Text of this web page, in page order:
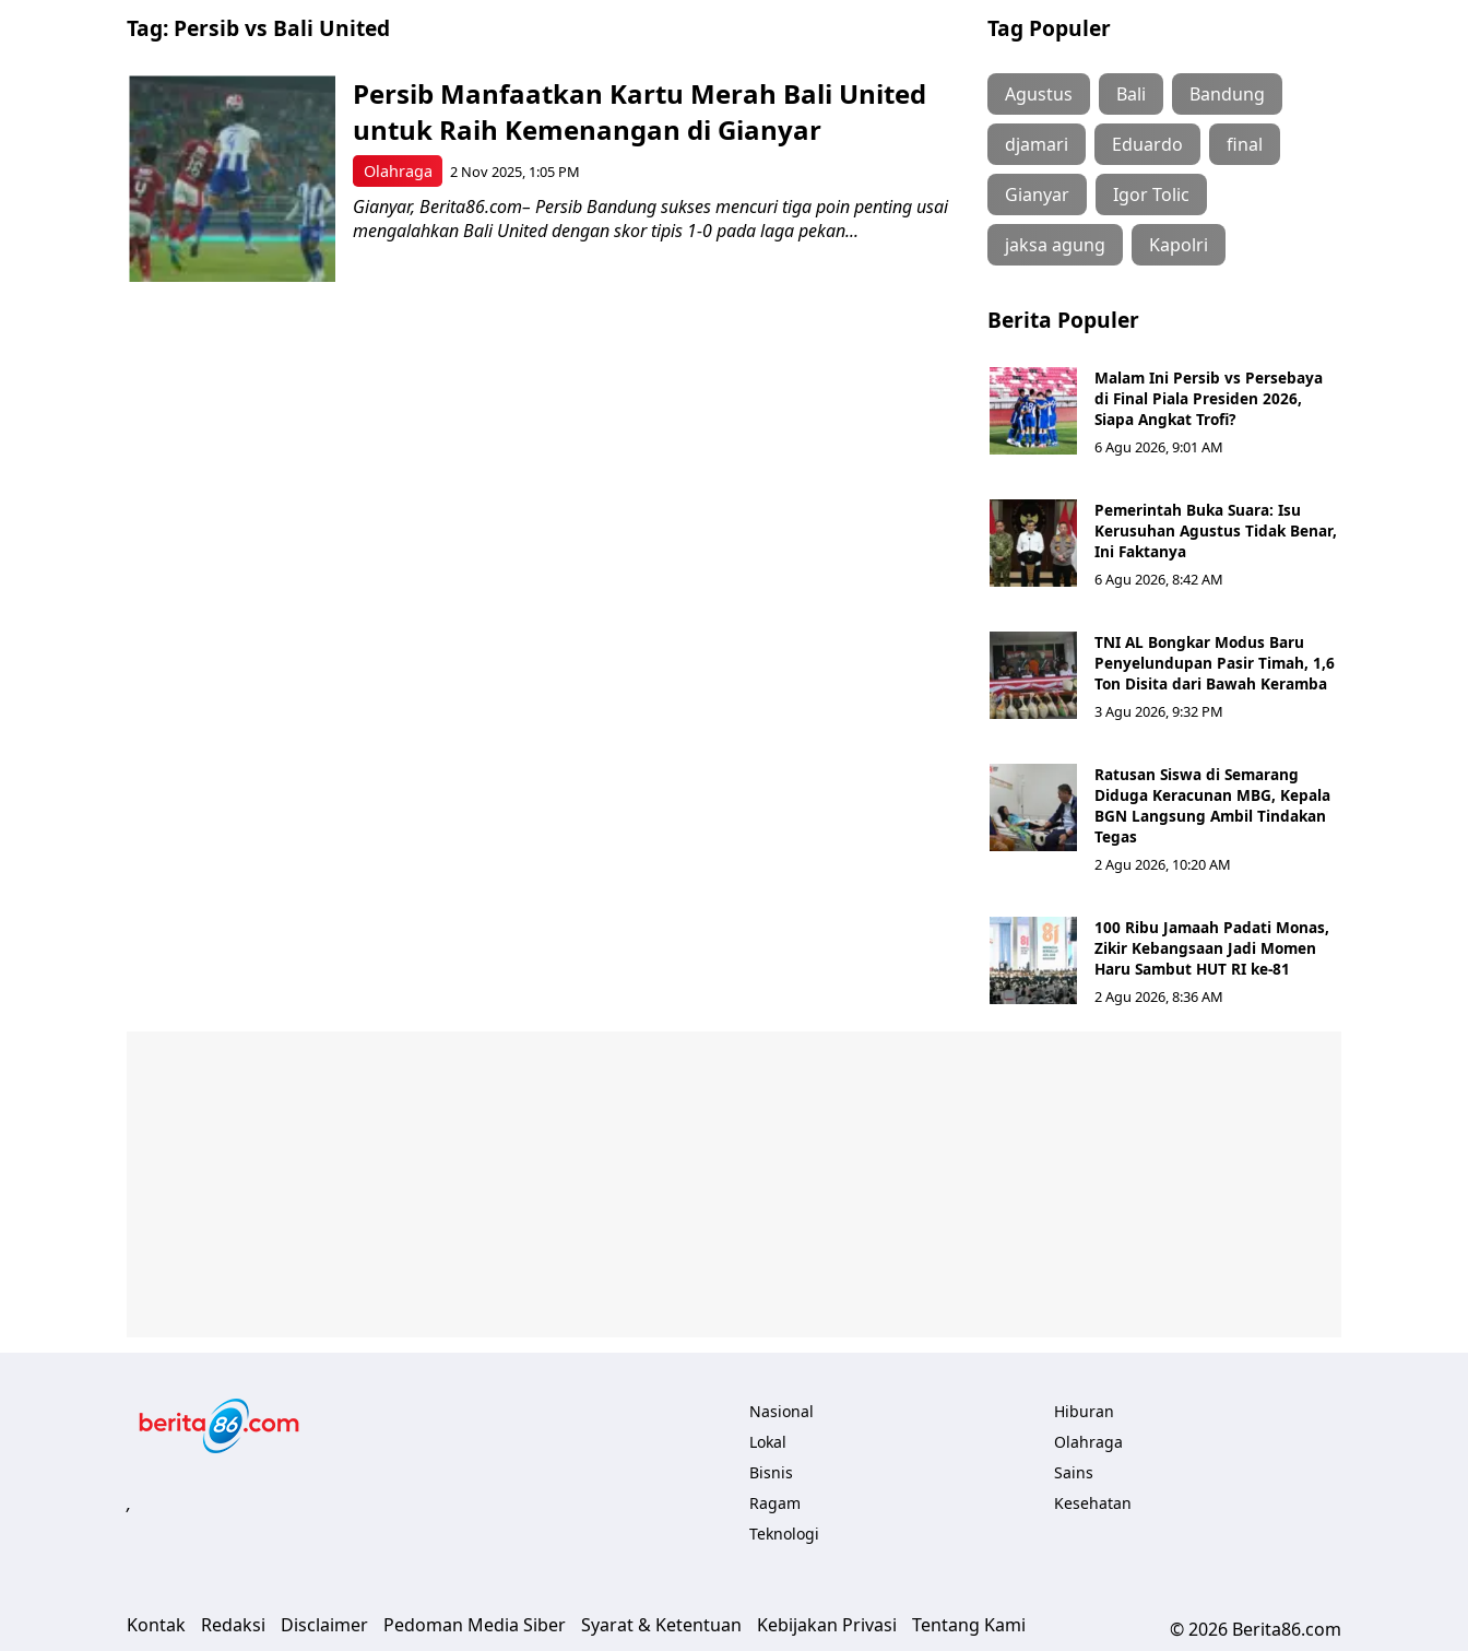
Tag: Persib vs Bali United
Olahraga
Persib Manfaatkan Kartu Merah Bali United
untuk Raih Kemenangan di Gianyar
2 Nov 2025, 1:05 PM
Gianyar, Berita86.com– Persib Bandung sukses mencuri tiga poin penting usai
mengalahkan Bali United dengan skor tipis 1-0 pada laga pekan...
Tag Populer
Agustus Bali Bandung
djamari Eduardo final
Gianyar Igor Tolic
jaksa agung Kapolri
Berita Populer
Malam Ini Persib vs Persebaya
di Final Piala Presiden 2026,
Siapa Angkat Trofi?
6 Agu 2026, 9:01 AM
Pemerintah Buka Suara: Isu
Kerusuhan Agustus Tidak Benar,
Ini Faktanya
6 Agu 2026, 8:42 AM
TNI AL Bongkar Modus Baru
Penyelundupan Pasir Timah, 1,6
Ton Disita dari Bawah Keramba
3 Agu 2026, 9:32 PM
Ratusan Siswa di Semarang
Diduga Keracunan MBG, Kepala
BGN Langsung Ambil Tindakan
Tegas
2 Agu 2026, 10:20 AM
100 Ribu Jamaah Padati Monas,
Zikir Kebangsaan Jadi Momen
Haru Sambut HUT RI ke-81
2 Agu 2026, 8:36 AM
,
Nasional
Lokal
Bisnis
Ragam
Teknologi
Hiburan
Olahraga
Sains
Kesehatan
Kontak Redaksi Disclaimer Pedoman Media Siber Syarat & Ketentuan Kebijakan Privasi Tentang Kami © 2026 Berita86.com